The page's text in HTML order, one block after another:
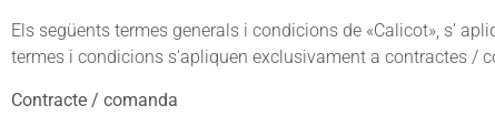
Els següents termes generals i condicions de «Calicot», s’
termes i condicions s’apliquen exclusivament a contractes /
Contracte / comanda